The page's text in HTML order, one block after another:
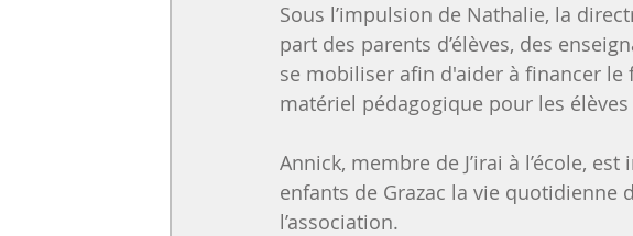
Sous l’impulsion de Nathalie, la
part des parents d’élèves, des
se mobiliser afin d'aider à financer le
matériel pédagogique pour les
Annick, membre de J’irai à l’école,
enfants de Grazac la vie quotidienne
l’association.